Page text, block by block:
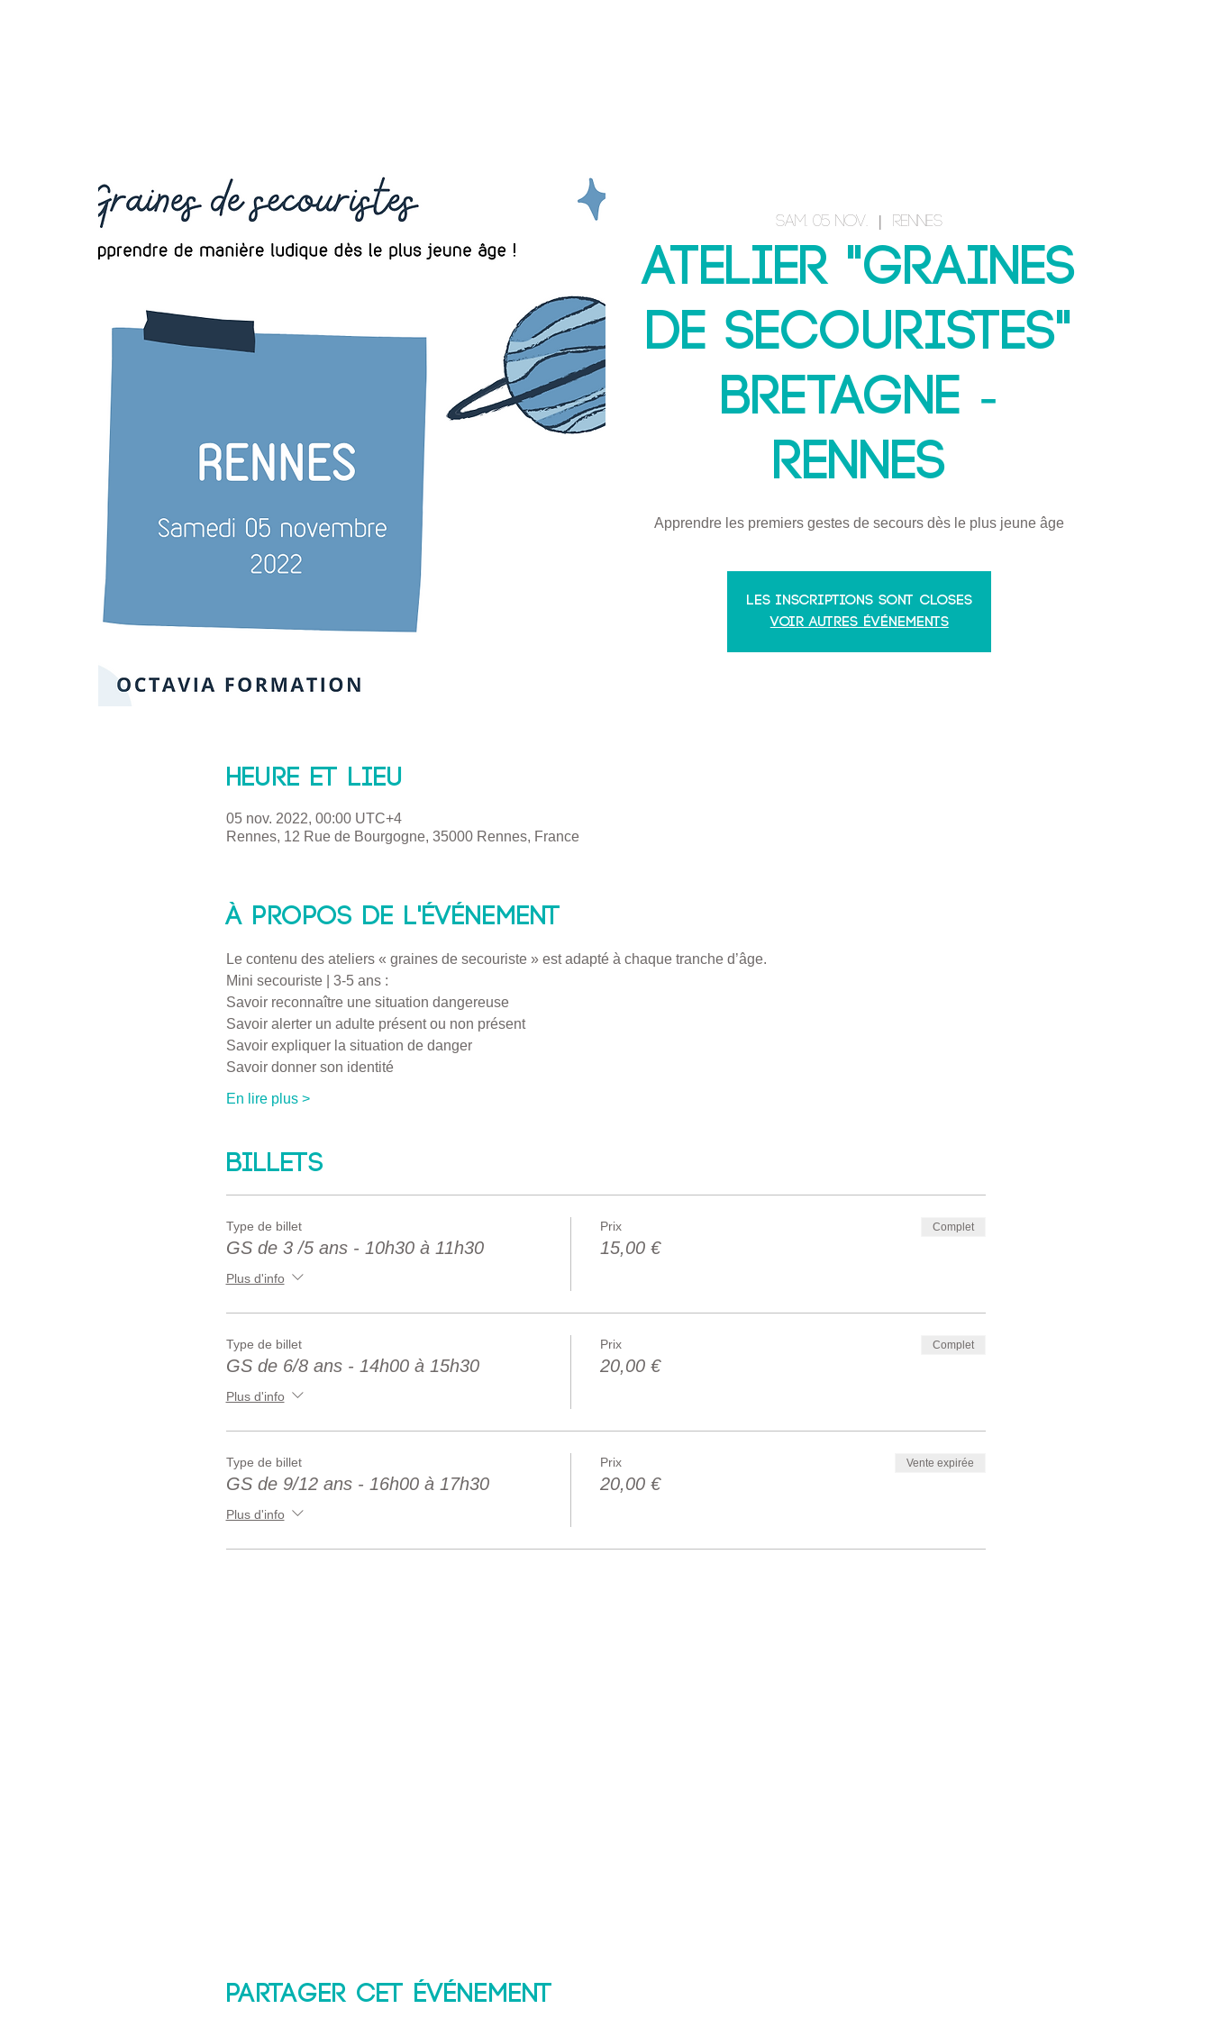
sam. 05 nov. Rennes
Atelier "Graines
de secouristes"
BRETAGNE -
RENNES
Apprendre les premiers gestes de secours dès le plus jeune âge
Les inscriptions sont closes
Voir autres événements
Heure et lieu
05 nov. 2022, 00:00 UTC+4
Rennes, 12 Rue de Bourgogne, 35000 Rennes, France
À propos de l'événement
Le contenu des ateliers « graines de secouriste » est adapté à chaque tranche d’âge.
Mini secouriste | 3-5 ans :
Savoir reconnaître une situation dangereuse
Savoir alerter un adulte présent ou non présent
Savoir expliquer la situation de danger
Savoir donner son identité
En lire plus >
Billets
Type de billet
GS de 3 /5 ans - 10h30 à 11h30
Plus d'info
Prix
15,00 €
Complet
Type de billet
GS de 6/8 ans - 14h00 à 15h30
Plus d'info
Prix
20,00 €
Complet
Type de billet
GS de 9/12 ans - 16h00 à 17h30
Plus d'info
Prix
20,00 €
Vente expirée
Partager cet événement